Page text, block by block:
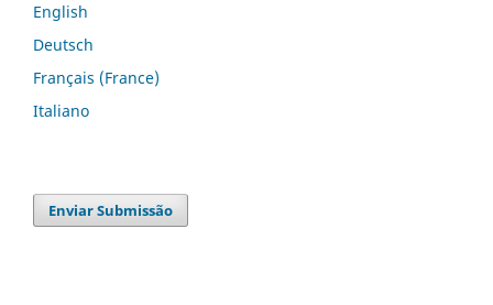
English
Deutsch
Français (France)
Italiano
Enviar Submissão